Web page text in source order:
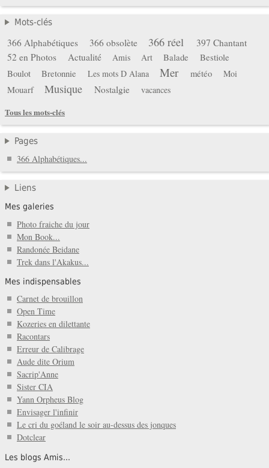
Mots-clés
366 Alphabétiques 366 obsolète 366 réel
397 Chantant
52 en Photos
Actualité Amis Art Balade
Bestiole
Boulot
Bretonnie Les mots D Alana Mer météo Moi
Mouarf Musique Nostalgie
vacances
Tous les mots-clés
Pages
366 Alphabétiques...
Liens
Mes galeries
Photo fraiche du jour
Mon Book...
Randonée Beidane
Trek dans l'Akakus...
Mes indispensables
Carnet de brouillon
Open Time
Kozeries en dilettante
Racontars
Erreur de Calibrage
Aude dite Orium
Sacrip'Anne
Sister CIA
Yann Orpheus Blog
Envisager l'infinir
Le cri du goéland le soir au-dessus des jonques
Dotclear
Les blogs Amis...